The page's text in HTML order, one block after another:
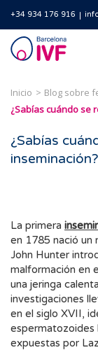
+34 934 176 916
Barcelona
IVF
Inicio Blog sobre
¿Sabías cuándo se
¿Sabías
inseminación?
La primera
en 1785 nació un
John Hunter
malformación en
una jeringa
investigaciones
en el siglo XVII,
espermatozoides
expuestas por